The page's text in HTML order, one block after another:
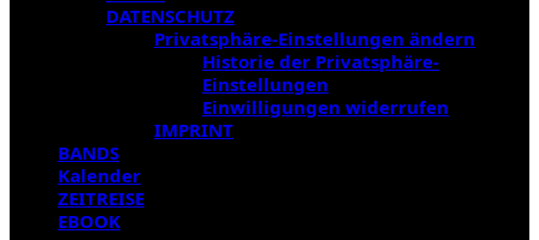
DATENSCHUTZ
Privatsphäre-Einstellungen ändern
Historie der Privatsphäre-
Einstellungen
Einwilligungen widerrufen
IMPRINT
BANDS
Kalender
ZEITREISE
EBOOK